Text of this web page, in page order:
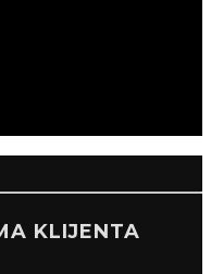
KLIJENTA